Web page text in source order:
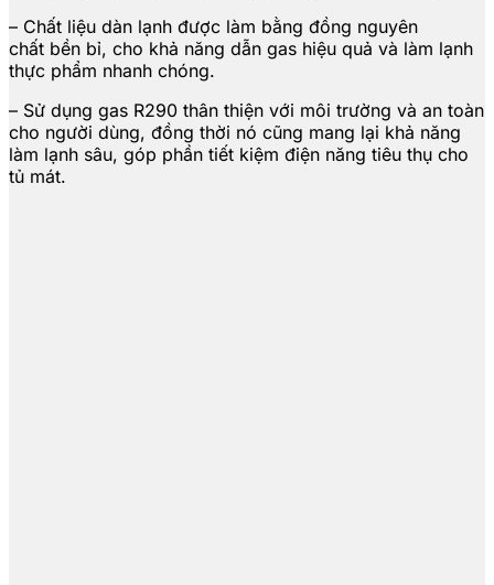
– Chất liệu dàn lạnh được làm bằng đồng nguyên
chất bền bỉ, cho khả năng dẫn gas hiệu quả và làm lạnh
thực phẩm nhanh chóng.
– Sử dụng gas R290 thân thiện với môi trường và an toàn
cho người dùng, đồng thời nó cũng mang lại khả năng
làm lạnh sâu, góp phần tiết kiệm điện năng tiêu thụ cho
tủ mát.